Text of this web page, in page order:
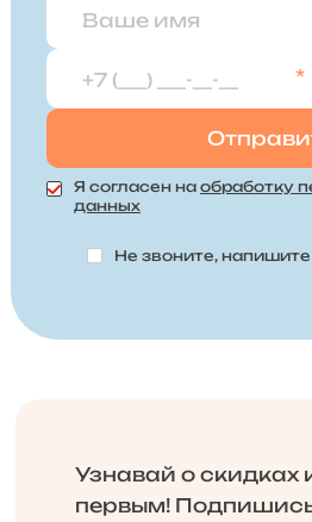
*
Я согласен на обработку
данных
Не звоните,
Узнавай о скидках
первым!